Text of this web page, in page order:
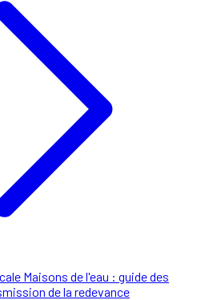
Maisons de l'eau : guide des
de la redevance